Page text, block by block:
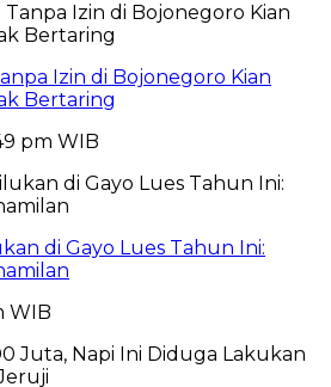
Izin di Bojonegoro Kian
Bertaring
pm WIB
di Gayo Lues Tahun Ini:
WIB